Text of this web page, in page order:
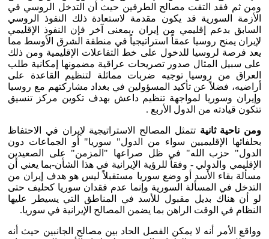
ومن ثم فقد التقت مصالح الطرفين حيث أن التدخل الروسي في
الأزمة السورية قد يكون مقدمة لاستعادة ذلك النفوذ الروسي
السابق بدعم إقليمي من إيران ،بمعنى آخر فإن النفوذ الإقليمي
لإيران يمنح روسيا عمقاً استراتيجياً في منطقة الشرق الأوسط مما
يعد فرصة لروسيا للدخول على خط التفاعلات الإقليمية ومن ذلك
على سبيل المثال صدور تصريحات عراقية مضمونها إمكانية طلب
العراق من روسيا توجيه ضربات مماثلة لتنظيم القاعدة على
أراضيه، فضلاً عن تأكيد المسؤولين في بغداد مشاركتهم مع روسيا
وإيران وسوريا لمواجهة تنظيم داعش بهدف تكوين مركز تنسيق
تتكون قيادته من الدول الأربع .
ومن ناحية ثانية تتمثل المصالح الاستراتيجية لإيران في الاحتفاظ
بحلفائها الإقليميين سواء من الدول" سوريا" أو الجماعات دون
الدول" حزب الله" في ظل صراعها "المزمن" على الصعيدين
الإقليمي والدولي - وفقاً للرؤية الإيرانية في هذا الشأن-بما يعني أن
مسألة بقاء الأسد أو وضع سوريا مستقبلاً ليس هو هدف إيران من
التدخل في المسألة السورية وإنما عدم فقدان سوريا كحليف حتى
لو أن هناك بديل مقبول للأسد في المناطق التي يسيطر عليها
النظام في الوقت الراهن بما يضمن المصالح الإيرانية في سوريا.
وواقع الأمر أنه لا يمكن الفصل الحاد بين مصالح الجانبين حيث أنه